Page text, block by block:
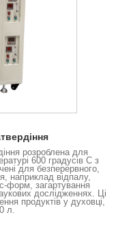
розроблена для
600 градусів C з
для безперервного,
наприклад відпалу,
форм, загартування
дослідженнях. Ці
продуктів у духовці,
л.